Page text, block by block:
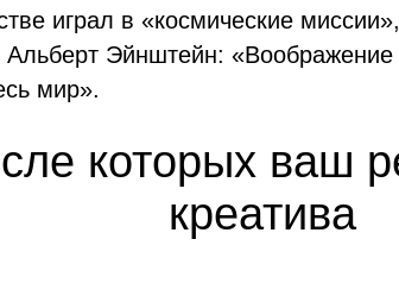
играл в «космические
Альберт Эйнштейн:
мир».
которых ваш
креатива